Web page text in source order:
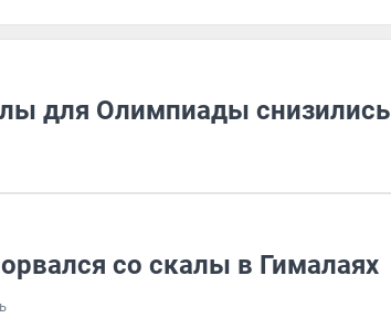
для Олимпиады снизились
со скалы в Гималаях